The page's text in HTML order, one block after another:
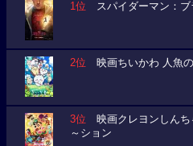
1位 スパイダーマン：ブ
2位 映画ちいかわ 人魚
3位 映画クレヨンしんち
～ション